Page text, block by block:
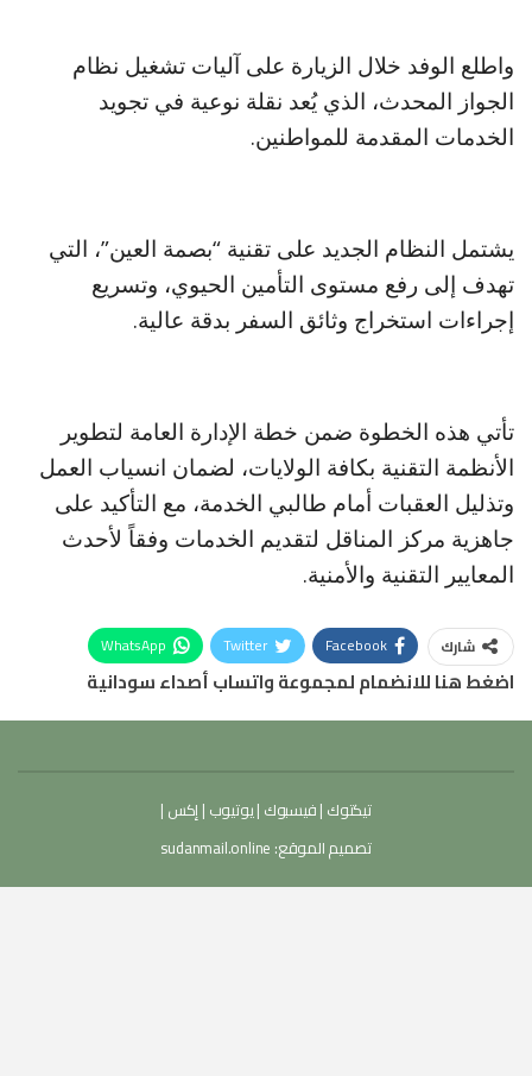
​واطلع الوفد خلال الزيارة على آليات تشغيل نظام
الجواز المحدث، الذي يُعد نقلة نوعية في تجويد
الخدمات المقدمة للمواطنين.
يشتمل النظام الجديد على تقنية “بصمة العين”، التي
تهدف إلى رفع مستوى التأمين الحيوي، وتسريع
إجراءات استخراج وثائق السفر بدقة عالية.
​تأتي هذه الخطوة ضمن خطة الإدارة العامة لتطوير
الأنظمة التقنية بكافة الولايات، لضمان انسياب العمل
وتذليل العقبات أمام طالبي الخدمة، مع التأكيد على
جاهزية مركز المناقل لتقديم الخدمات وفقاً لأحدث
المعايير التقنية والأمنية.
شارك Facebook
Twitter
WhatsApp
اضغط هنا للانضمام لمجموعة واتساب أصداء سودانية
تيكتوك |فيسبوك |يوتيوب | إكس |
تصميم الموقع: sudanmail.online